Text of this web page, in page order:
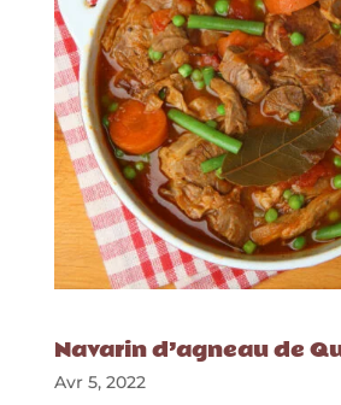
Navarin d’agneau de
Avr 5, 2022